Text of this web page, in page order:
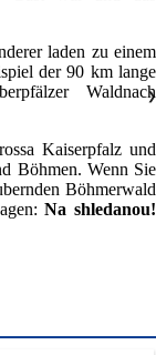
laden zu einem
der 90 km lange
Waldnach
Kaiserpfalz und
Böhmen. Wenn Sie
Böhmerwald
Na shledanou!
❯